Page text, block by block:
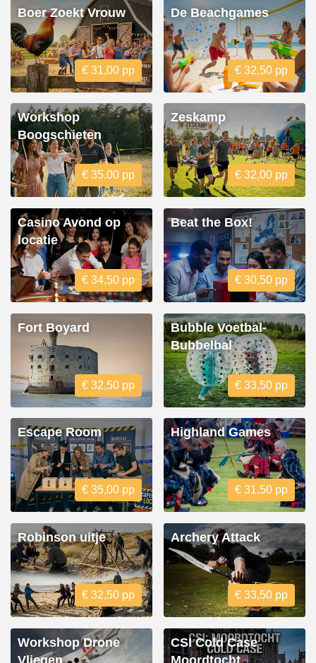
Boer Zoekt Vrouw
€ 31,00 pp
De Beachgames
€ 32,50 pp
Workshop
Boogschieten
€ 35,00 pp
Zeskamp
€ 32,00 pp
Casino Avond op
locatie
€ 34,50 pp
Beat the Box!
€ 30,50 pp
Fort Boyard
€ 32,50 pp
Bubble Voetbal-
Bubbelbal
€ 33,50 pp
Escape Room
€ 35,00 pp
Highland Games
€ 31,50 pp
Robinson uitje
€ 32,50 pp
Archery Attack
€ 33,50 pp
Workshop Drone
Vliegen
CSI Cold Case
Moordtocht